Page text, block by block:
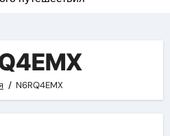
N6RQ4EMX